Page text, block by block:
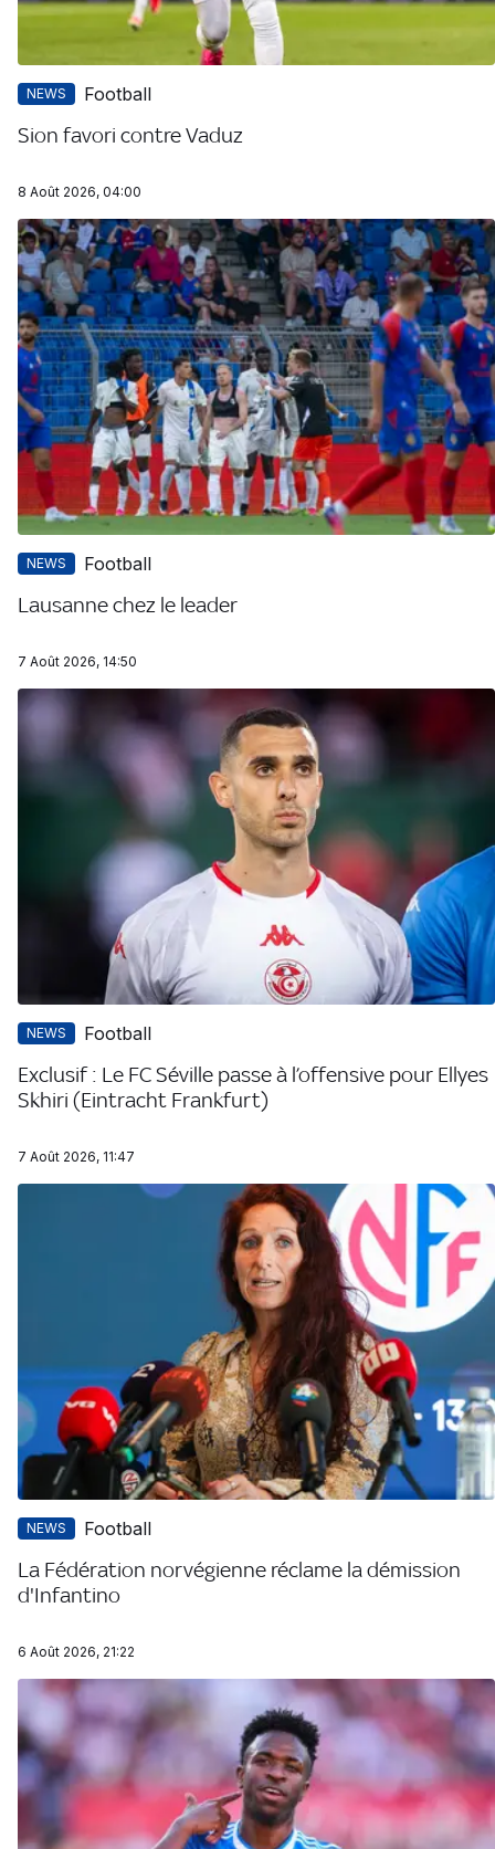
NEWS Football
Sion favori contre Vaduz
8 Août 2026, 04:00
NEWS Football
Lausanne chez le leader
7 Août 2026, 14:50
NEWS Football
Exclusif : Le FC Séville passe à l’offensive pour Ellyes
Skhiri (Eintracht Frankfurt)
7 Août 2026, 11:47
NEWS Football
La Fédération norvégienne réclame la démission
d'Infantino
6 Août 2026, 21:22